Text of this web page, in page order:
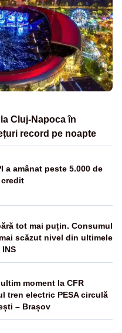
Cluj-Napoca în
record pe noapte
a amânat peste 5.000 de
tot mai puțin. Consumul
scăzut nivel din ultimele
moment la CFR
tren electric PESA circulă
– Brașov